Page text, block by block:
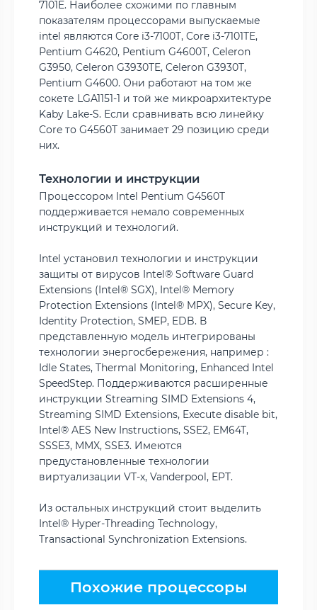
7101E. Наиболее схожими по главным
показателям процессорами выпускаемые
intel являются Core i3-7100T, Core i3-7101TE,
Pentium G4620, Pentium G4600T, Celeron
G3950, Celeron G3930TE, Celeron G3930T,
Pentium G4600. Они работают на том же
сокете LGA1151-1 и той же микроархитектуре
Kaby Lake-S. Если сравнивать всю линейку
Core то G4560T занимает 29 позицию среди
них.
Технологии и инструкции
Процессором Intel Pentium G4560T
поддерживается немало современных
инструкций и технологий.
Intel установил технологии и инструкции
защиты от вирусов Intel® Software Guard
Extensions (Intel® SGX), Intel® Memory
Protection Extensions (Intel® MPX), Secure Key,
Identity Protection, SMEP, EDB. В
представленную модель интегрированы
технологии энергосбережения, например :
Idle States, Thermal Monitoring, Enhanced Intel
SpeedStep. Поддерживаются расширенные
инструкции Streaming SIMD Extensions 4,
Streaming SIMD Extensions, Execute disable bit,
Intel® AES New Instructions, SSE2, EM64T,
SSSE3, MMX, SSE3. Имеются
предустановленные технологии
виртуализации VT-x, Vanderpool, EPT.
Из остальных инструкций стоит выделить
Intel® Hyper-Threading Technology,
Transactional Synchronization Extensions.
Похожие процессоры